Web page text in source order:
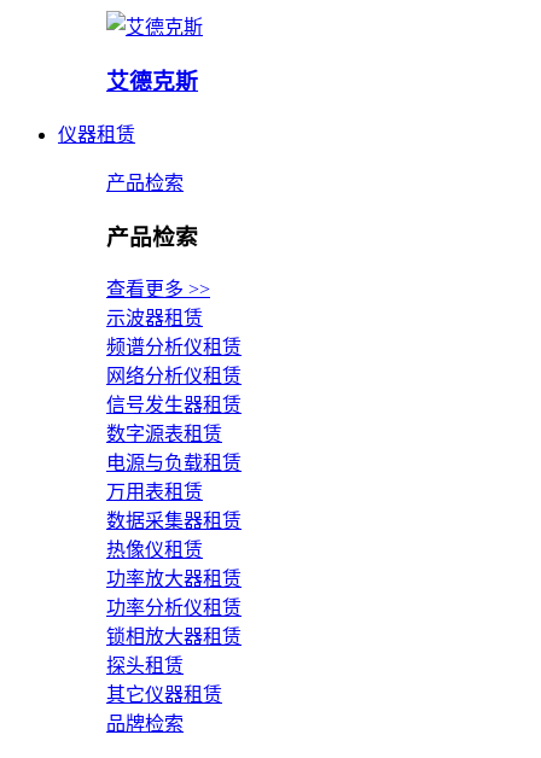
艾德克斯
仪器租赁
产品检索
产品检索
查看更多 >>
示波器租赁
频谱分析仪租赁
网络分析仪租赁
信号发生器租赁
数字源表租赁
电源与负载租赁
万用表租赁
数据采集器租赁
热像仪租赁
功率放大器租赁
功率分析仪租赁
锁相放大器租赁
探头租赁
其它仪器租赁
品牌检索